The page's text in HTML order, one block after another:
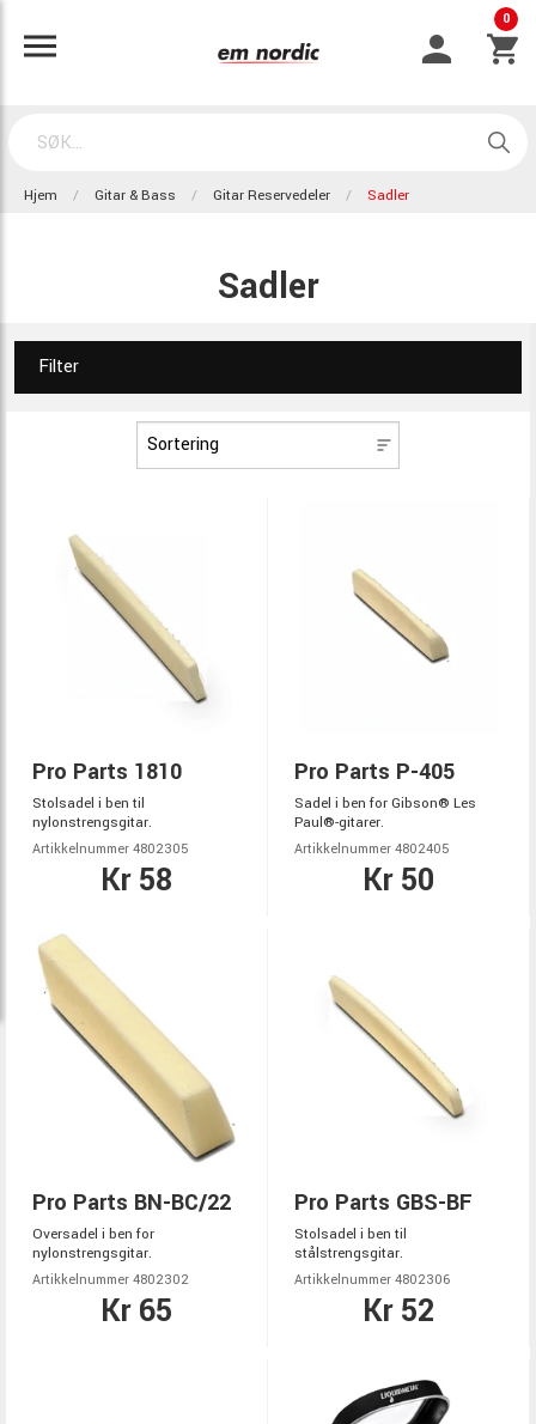
0
Hjem Gitar & Bass Gitar Reservedeler Sadler
Sadler
Filter
Pro Parts 1810
Stolsadel i ben til
nylonstrengsgitar.
Artikkelnummer 4802305
Kr 58
Pro Parts P-405
Sadel i ben for Gibson® Les
Paul®-gitarer.
Artikkelnummer 4802405
Kr 50
Pro Parts BN-BC/22
Oversadel i ben for
nylonstrengsgitar.
Artikkelnummer 4802302
Kr 65
Pro Parts GBS-BF
Stolsadel i ben til
stålstrengsgitar.
Artikkelnummer 4802306
Kr 52